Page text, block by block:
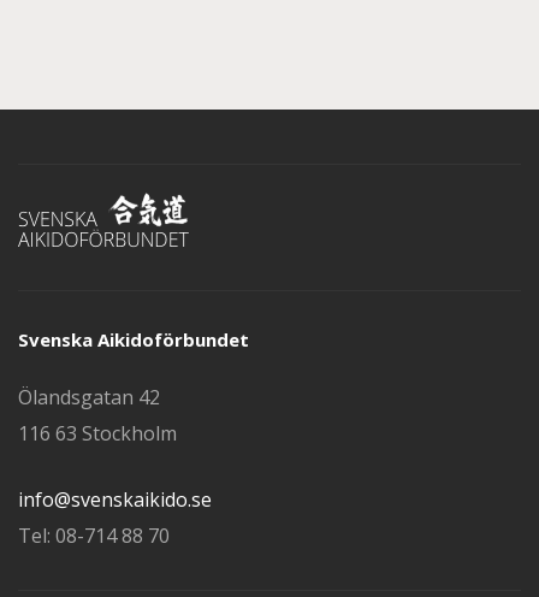
Svenska Aikidoförbundet
Ölandsgatan 42
116 63 Stockholm
info@svenskaikido.se
Tel: 08-714 88 70